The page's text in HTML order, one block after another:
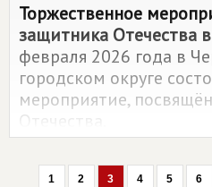
Торжественное
защитника Отечества
февраля 2026 года в
городском округе
мероприятие,
Отечества.
1 2 3 4 5 6